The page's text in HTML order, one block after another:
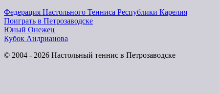
Федерация Настольного Тенниса Республики Карелия
Поиграть в Петрозаводске
Юный Онежец
Кубок Андрианова
© 2004 - 2026 Настольный теннис в Петрозаводске